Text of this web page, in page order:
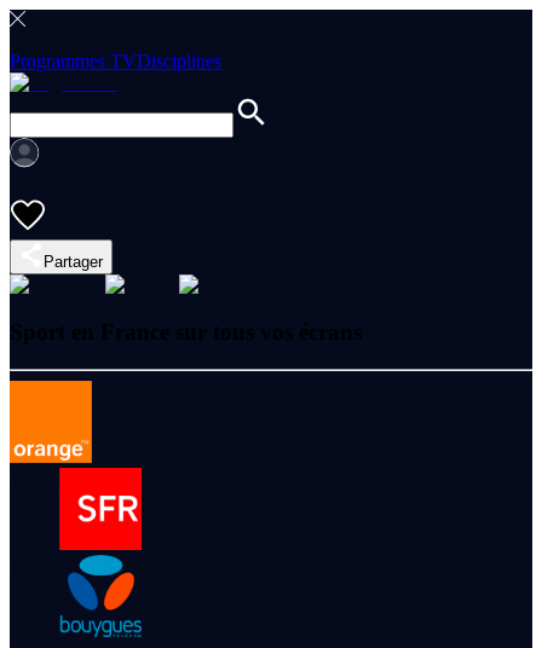
Programmes TVDisciplines
Partager
Sport en France sur tous vos écrans